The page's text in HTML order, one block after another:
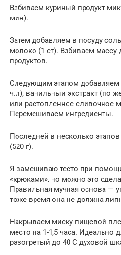
Взбиваем куриный продукт
мин).
Затем добавляем в посуду
молоко (1 ст). Взбиваем массу
продуктов.
Следующим этапом
ч.л), ванильный экстракт (по
или растопленное сливочное
Перемешиваем ингредиенты.
Последней в несколько
(520 г).
Я замешиваю тесто при
«крюками», но можно это
Правильная мучная основа —
тоже время она не должна
Накрываем миску пищевой
место на 1-1,5 часа. Идеально
разогретый до 40 С духовой